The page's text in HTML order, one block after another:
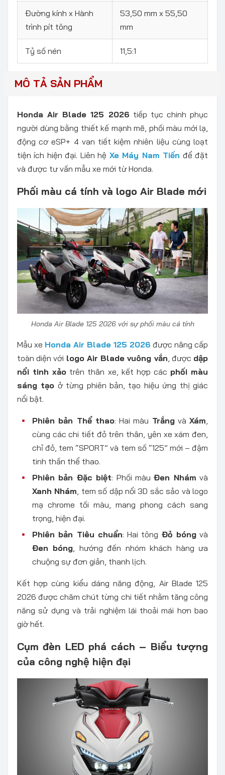
Đường kính x Hành
trình pít tông
53,50 mm x 55,50
mm
Tỷ số nén 11,5:1
MÔ TẢ SẢN PHẨM
Honda Air Blade 125 2026 tiếp tục chinh phục
người dùng bằng thiết kế mạnh mẽ, phối màu mới lạ,
động cơ eSP+ 4 van tiết kiệm nhiên liệu cùng loạt
tiện ích hiện đại. Liên hệ Xe Máy Nam Tiến để đặt
và được tư vấn mẫu xe mới từ Honda.
Phối màu cá tính và logo Air Blade mới
Honda Air Blade 125 2026 với sự phối màu cá tính
Mẫu xe Honda Air Blade 125 2026 được nâng cấp
toàn diện với logo Air Blade vuông vắn, được dập
nổi tinh xảo trên thân xe, kết hợp các phối màu
sáng tạo ở từng phiên bản, tạo hiệu ứng thị giác
nổi bật.
Phiên bản Thể thao: Hai màu Trắngvà Xám,
cùng các chi tiết đỏ trên thân, yên xe xám đen,
chỉ đỏ, tem “SPORT” và tem số “125” mới – đậm
tinh thần thể thao.
Phiên bản Đặc biệt: Phối màuĐen Nhám và
Xanh Nhám, tem số dập nổi 3D sắc sảo và logo
mạ chrome tối màu, mang phong cách sang
trọng, hiện đại.
Phiên bản Tiêu chuẩn: Hai tông Đỏ bóngvà
Đen bóng, hướng đến nhóm khách hàng ưa
chuộng sự đơn giản, thanh lịch.
Kết hợp cùng kiểu dáng năng động, Air Blade 125
2026 được chăm chút từng chi tiết nhằm tăng công
năng sử dụng và trải nghiệm lái thoải mái hơn bao
giờ hết.
Cụm đèn LED phá cách – Biểu tượng
của công nghệ hiện đại